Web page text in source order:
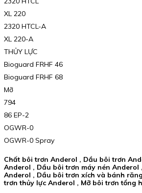
XL 220
2320 HTCL-A
XL 220-A
THỦY LỰC
Bioguard FRHF 46
Bioguard FRHF 68
Mỡ
794
86 EP-2
OGWR-0
OGWR-0 Spray
Chất bôi trơn Anderol , Dầu bôi trơn
Anderol , Dầu bôi trơn máy nén Anderol
Anderol , Dầu bôi trơn xích và bánh
trơn thủy lực Anderol , Mỡ bôi trơn tổng